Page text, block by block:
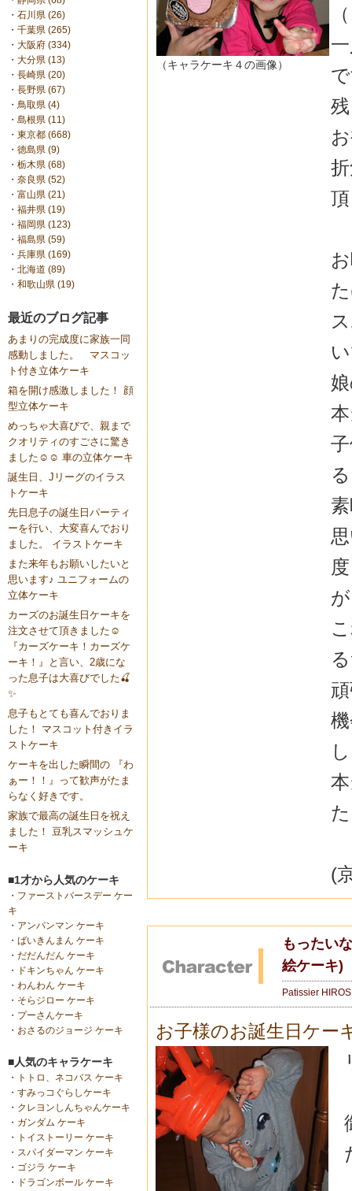
・ 石川県 (26)
・ 千葉県 (265)
・ 大阪府 (334)
・ 大分県 (13)
・ 長崎県 (20)
・ 長野県 (67)
・ 鳥取県 (4)
・ 島根県 (11)
・ 東京都 (668)
・ 徳島県 (9)
・ 栃木県 (68)
・ 奈良県 (52)
・ 富山県 (21)
・ 福井県 (19)
・ 福岡県 (123)
・ 福島県 (59)
・ 兵庫県 (169)
・ 北海道 (89)
・ 和歌山県 (19)
最近のブログ記事
あまりの完成度に家族一同
感動しました。 マスコッ
ト付き立体ケーキ
箱を開け感激しました！ 顔
型立体ケーキ
めっちゃ大喜びで、親まで
クオリティのすごさに驚き
ました☺️☺️ 車の立体ケーキ
誕生日、Jリーグのイラス
トケーキ
先日息子の誕生日パーティ
ーを行い、大変喜んでおり
ました。 イラストケーキ
また来年もお願いしたいと
思います♪ ユニフォームの
立体ケーキ
カーズのお誕生日ケーキを
注文させて頂きました☺️
『カーズケーキ！カーズケ
ーキ！』と言い、2歳にな
った息子は大喜びでした🍒
✨
息子もとても喜んでおりま
した！ マスコット付きイラ
ストケーキ
ケーキを出した瞬間の 『わ
ぁー！！』って歓声がたま
らなく好きです。
家族で最高の誕生日を祝え
ました！ 豆乳スマッシュケ
ーキ
■1才から人気のケーキ
・ ファーストバースデー ケー
キ
・ アンパンマン ケーキ
・ ばいきんまん ケーキ
・ だだんだん ケーキ
・
ドキンちゃん ケーキ
・ わんわん ケーキ
・ そらジロー ケーキ
・ プーさんケーキ
・ おさるのジョージ ケーキ
■人気のキャラケーキ
・
トトロ、ネコバス ケーキ
・ すみっコぐらしケーキ
・ クレヨンしんちゃんケーキ
・ ガンダム ケーキ
・
トイストーリー ケーキ
・ スパイダーマン ケーキ
・ ゴジラ ケーキ
・
ドラゴンボール ケーキ
（キャラケーキ４の画像）
る
(
もったい
絵ケーキ)
Patissier
お子様のお誕生日ケー